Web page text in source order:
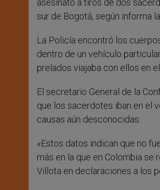
asesinato a tiros de dos
sur de Bogotá, según informa
La Policía encontró los
dentro de un vehículo
prelados viajaba con ellos en
El secretario General de la
que los sacerdotes iban en el
causas aún desconocidas.
«Estos datos indican que no
más en la que en Colombia se
Villota en declaraciones a los